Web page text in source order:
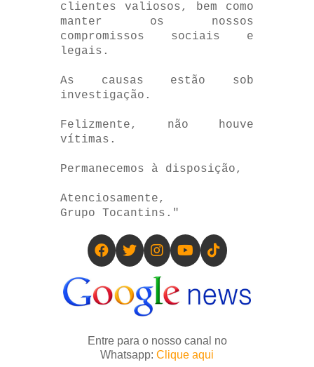
clientes valiosos, bem como
manter os nossos
compromissos sociais e
legais.
As causas estão sob
investigação.
Felizmente, não houve
vítimas.
Permanecemos à disposição,
Atenciosamente,
Grupo Tocantins."
Entre para o nosso canal no
Whatsapp: Clique aqui